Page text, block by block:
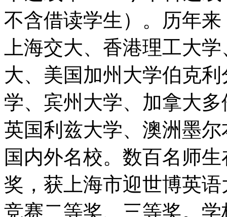
不含借读学生）。历年
上海交大、香港理工大
大、美国加州大学伯克
学、宾州大学、加拿大
英国利兹大学、澳洲墨
国内外名校。数百名师
奖，获上海市迎世博英
竞赛二等奖、三等奖。